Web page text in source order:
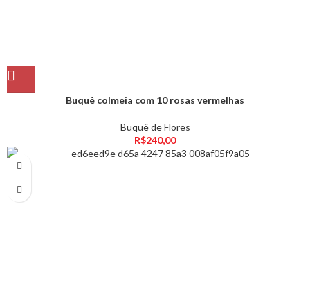
Buquê colmeia com 10 rosas vermelhas
Buquê de Flores
R$240,00